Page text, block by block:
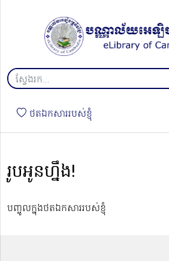
ថតឯកសាររបស់ខ្ញុំ
រូបអូនហ្នឹង!
បញ្ចូលក្នុងថតឯកសាររបស់ខ្ញុំ